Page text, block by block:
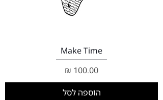
Make Time
מחיר
הוספה לסל